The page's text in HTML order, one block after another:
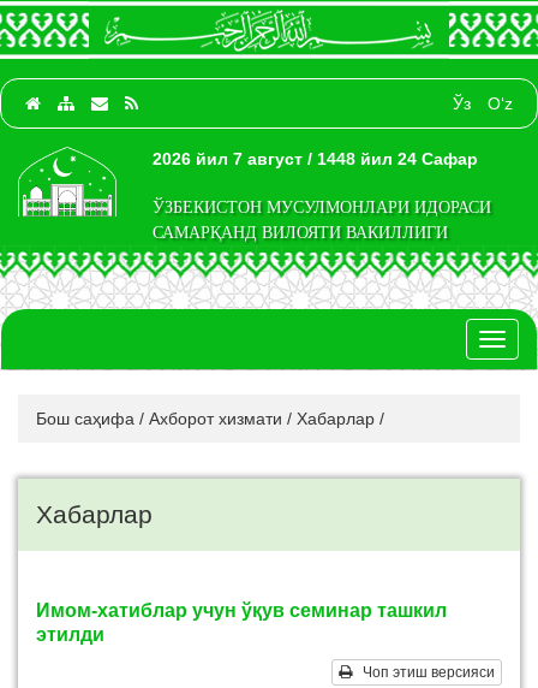
Ўз O‘z
2026 йил 7 август / 1448 йил 24 Сафар
ЎЗБЕКИСТОН МУСУЛМОНЛАРИ ИДОРАСИ
САМАРҚАНД ВИЛОЯТИ ВАКИЛЛИГИ
Бош саҳифа / Ахборот хизмати / Хабарлар /
Хабарлар
Имом-хатиблар учун ўқув семинар ташкил
этилди
Чоп этиш версияси